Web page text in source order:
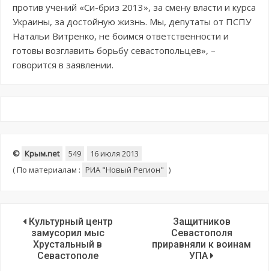
против учений «Си-бриз 2013», за смену власти и курса
Украины, за достойную жизнь. Мы, депутаты от ПСПУ
Натальи Витренко, не боимся ответственности и
готовы возглавить борьбу севастопольцев», –
говорится в заявлении.
© Крым.net 549
16 июля 2013
(По материалам : РИА "Новый Регион" )
Культурный центр
замусорил мыс
Хрустальный в
Севастополе
Защитников
Севастополя
приравняли к воинам
УПА